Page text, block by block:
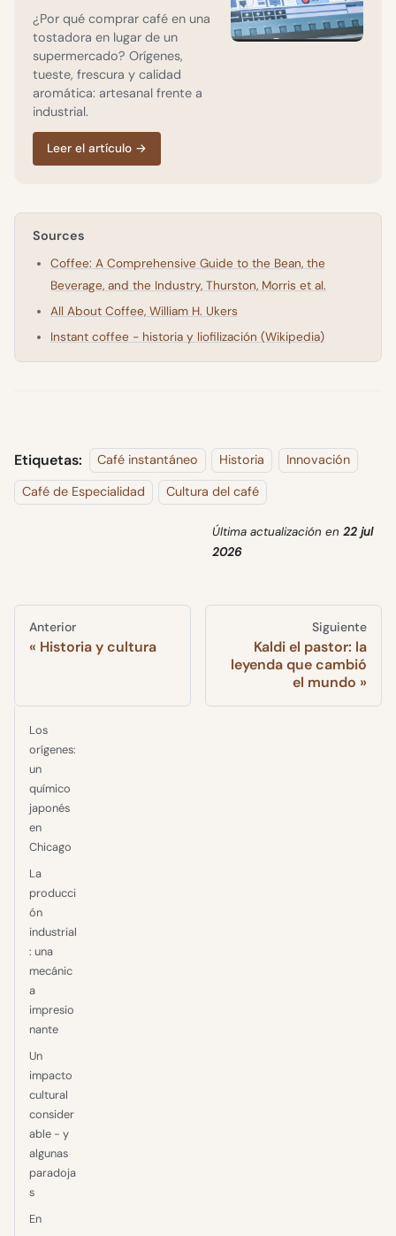
¿Por qué comprar café en una
tostadora en lugar de un
supermercado? Orígenes,
tueste, frescura y calidad
aromática: artesanal frente a
industrial.
Leer el artículo →
Sources
Coffee: A Comprehensive Guide to the Bean, the
Beverage, and the Industry, Thurston, Morris et al.
All About Coffee, William H. Ukers
Instant coffee - historia y liofilización (Wikipedia)
Etiquetas: Café instantáneo Historia
Innovación
Café de Especialidad
Cultura del café
Última actualización en 22 jul
2026
Anterior
Historia y cultura
Siguiente
Kaldi el pastor: la
leyenda que cambió
el mundo
Los
orígenes:
un
químico
japonés
en
Chicago
La
producci
ón
industrial
: una
mecánic
a
impresio
nante
Un
impacto
cultural
consider
able - y
algunas
paradoja
s
En